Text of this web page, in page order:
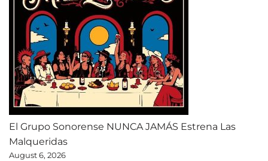
El Grupo Sonorense NUNCA JAMÁS Estrena Las
Malqueridas
August 6, 2026